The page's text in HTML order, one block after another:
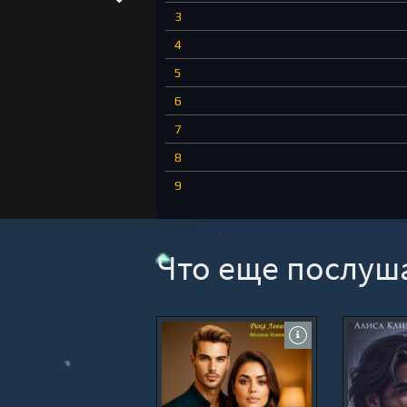
3
4
5
6
7
8
9
Что еще